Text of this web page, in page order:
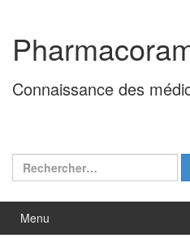
contenu
menu
principal
Connaissance des
Rechercher :
Menu